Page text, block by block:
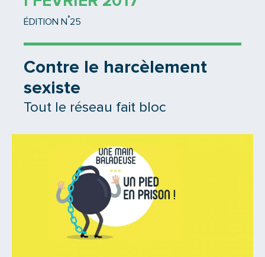
ÉDITION N °25
Contre le harcèlement
sexiste
Tout le réseau fait bloc